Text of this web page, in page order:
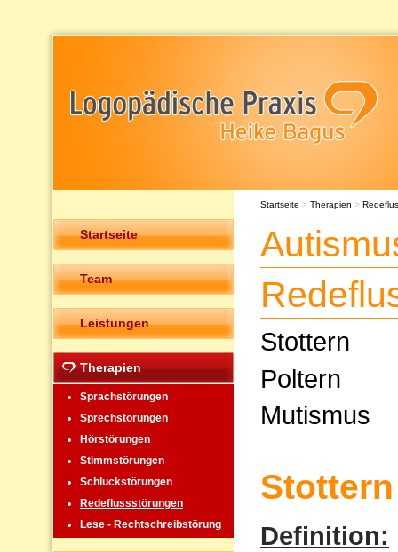
Startseite
Team
Leistungen
Therapien
Sprachstörungen
Sprechstörungen
Hörstörungen
Stimmstörungen
Schluckstörungen
Redeflussstörungen
Lese - Rechtschreibstörung
Startseite > Therapien >
Stottern
Poltern
Mutismus
Stottern
Definition: